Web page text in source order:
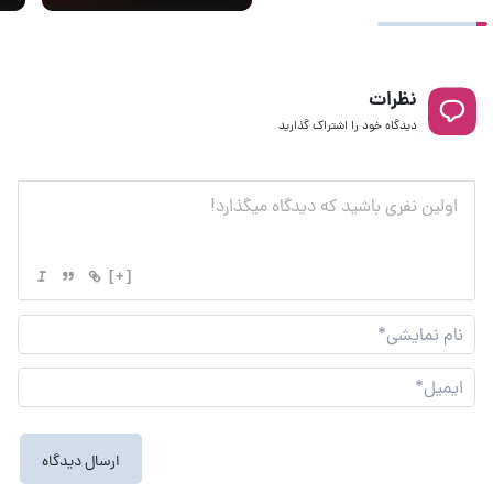
نظرات
دیدگاه خود را اشتراک گذارید
[+]
نام